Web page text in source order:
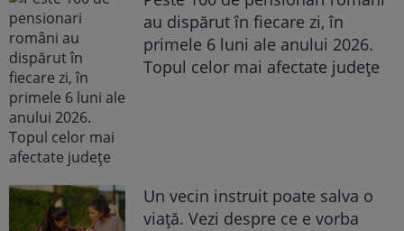
au dispărut în fiecare zi, în
primele 6 luni ale anului 2026.
Topul celor mai afectate județe
Un vecin instruit poate salva o
viață. Vezi despre ce e vorba